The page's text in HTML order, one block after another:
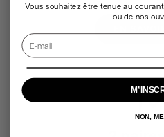
Vous souhaitez être tenue au
ou de nos
NON,